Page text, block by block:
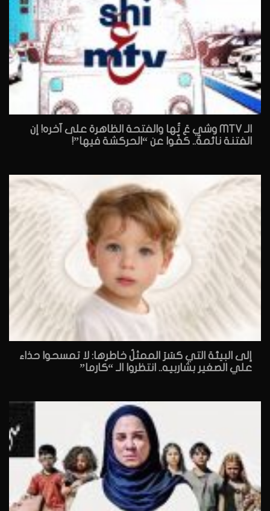
الـ MTV وشي عَ تُها والفتحة الظاهرة على آخره! إن
الفتنة نائمةٌ.. كفّوا عن “الحركشة فيها”!
إلى البيئة التي كسَرَ الممثلُ خاطرها: لا تمسحوا حذاء
علي الصغير بشاربيه.. انتظروا الـ “كارما”